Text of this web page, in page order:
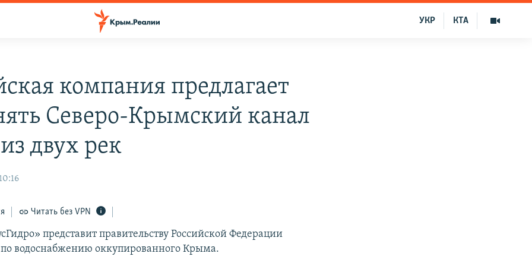
КТА
УКР
компания предлагает
Северо-Крымский канал
двух рек
Читать без VPN
представит правительству Российской Федерации
водоснабжению оккупированного Крыма.